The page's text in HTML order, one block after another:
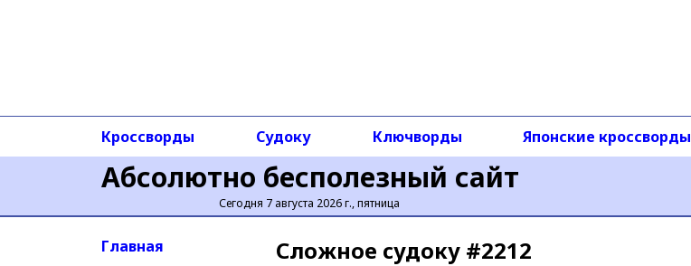
Абсолютно бесполезный сайт
Сегодня 7 августа 2026 г., пятница
Кроссворды Судоку Ключворды Японские кроссворды
Главная
Сложное cудоку #2212